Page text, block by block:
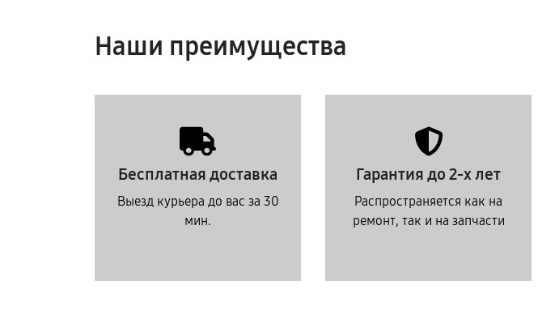
Наши преимущества
Бесплатная доставка
Выезд курьера до вас за 30
мин.
Гарантия до 2-х лет
Распространяется как на
ремонт, так и на запчасти